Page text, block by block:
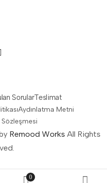
SorularTeslimat
Aydınlatma Metni
Sözleşmesi
Remood Works All Rights
0